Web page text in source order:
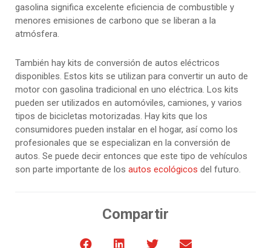
gasolina significa excelente eficiencia de combustible y
menores emisiones de carbono que se liberan a la
atmósfera.
También hay kits de conversión de autos eléctricos
disponibles. Estos kits se utilizan para convertir un auto de
motor con gasolina tradicional en uno eléctrica. Los kits
pueden ser utilizados en automóviles, camiones, y varios
tipos de bicicletas motorizadas. Hay kits que los
consumidores pueden instalar en el hogar, así como los
profesionales que se especializan en la conversión de
autos. Se puede decir entonces que este tipo de vehículos
son parte importante de los autos ecológicos del futuro.
Compartir